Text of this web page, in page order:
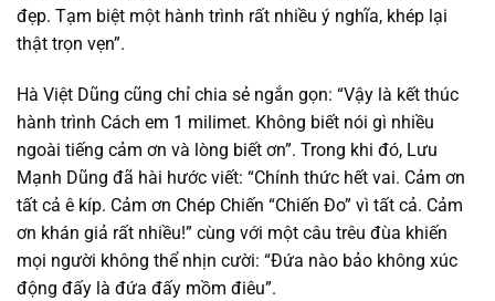
đẹp. Tạm biệt một hành trình rất nhiều ý nghĩa, khép lại
thật trọn vẹn”.
Hà Việt Dũng cũng chỉ chia sẻ ngắn gọn: “Vậy là kết thúc
hành trình Cách em 1 milimet. Không biết nói gì nhiều
ngoài tiếng cảm ơn và lòng biết ơn”. Trong khi đó, Lưu
Mạnh Dũng đã hài hước viết: “Chính thức hết vai. Cảm ơn
tất cả ê kíp. Cảm ơn Chép Chiến “Chiến Đo” vì tất cả. Cảm
ơn khán giả rất nhiều!” cùng với một câu trêu đùa khiến
mọi người không thể nhịn cười: “Đứa nào bảo không xúc
động đấy là đứa đấy mồm điêu”.